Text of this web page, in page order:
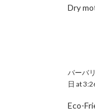
Dry
バーバ
日 at
Eco-